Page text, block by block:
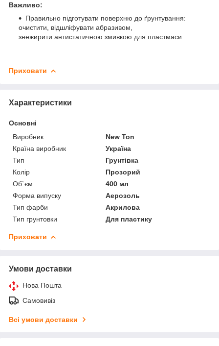
Важливо:
Правильно підготувати поверхню до ґрунтування:
очистити, відшліфувати абразивом,
знежирити антистатичною змивкою для пластмаси
Приховати
Характеристики
Основні
Виробник
New Ton
Країна виробник
Україна
Тип
Грунтівка
Колір
Прозорий
Об`єм
400 мл
Форма випуску
Аерозоль
Тип фарби
Акрилова
Тип грунтовки
Для пластику
Приховати
Умови доставки
Нова Пошта
Самовивіз
Всі умови доставки